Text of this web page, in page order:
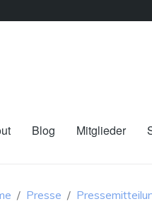
Blog Mitglieder
Presse